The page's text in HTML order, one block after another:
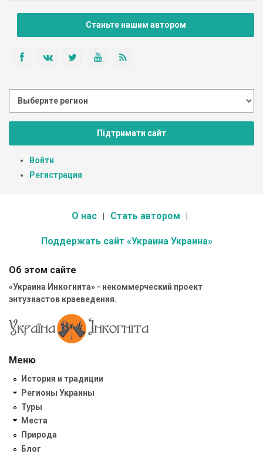
Станьте нашим автором
Підтримати сайт
Войти
Регистрация
О нас Стать автором
Поддержать сайт «Украина Украина»
Об этом сайте
«Украина Инкогнита» - некоммерческий проект
энтузиастов краеведения.
Меню
История и традиции
Регионы Украины
Туры
Места
Природа
Блог